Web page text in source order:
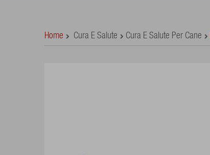
Home Cura E Salute Cura E Salute Per Cane